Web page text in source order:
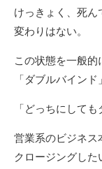
けっきょく、死ん
変わりはない。
この状態を一般的
「ダブルバインド
「どっちにして
営業系のビジネス
クロージングした